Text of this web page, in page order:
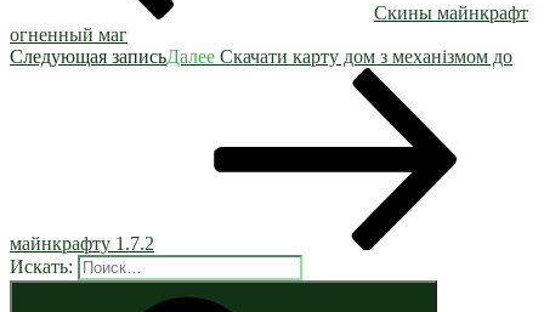
Скины майнкрафт
огненный маг
Следующая записьДалее Скачати карту дом з механізмом до
майнкрафту 1.7.2
Искать: